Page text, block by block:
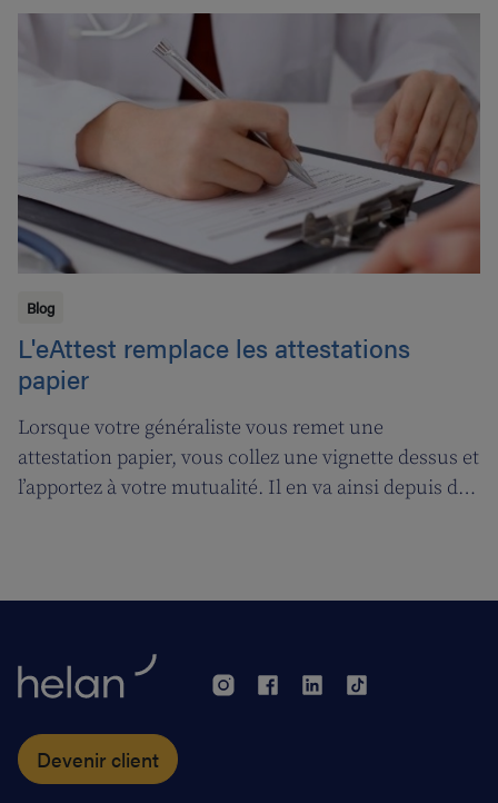
qu'elle établit un plan de soins pour Jossé et
Maurice.
Blog
L'eAttest remplace les attestations
papier
Lorsque votre généraliste vous remet une
attestation papier, vous collez une vignette dessus et
l’apportez à votre mutualité. Il en va ainsi depuis des
vous facilitera grandement la vie.
Devenir client